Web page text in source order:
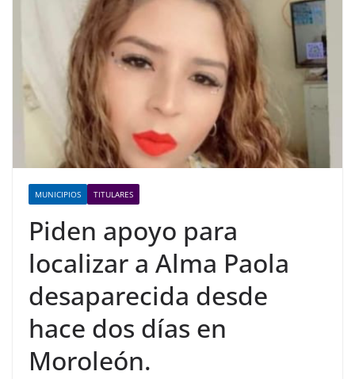
MUNICIPIOS TITULARES
Piden apoyo para
localizar a Alma Paola
desaparecida desde
hace dos días en
Moroleón.